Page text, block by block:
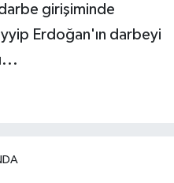
girişiminde
Erdoğan'ın darbeyi